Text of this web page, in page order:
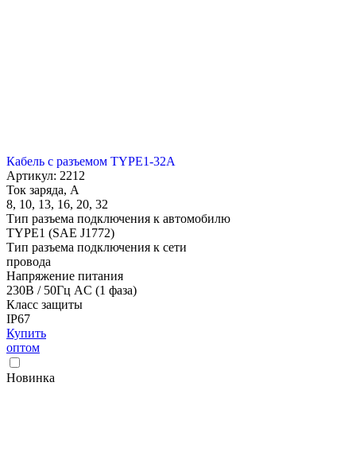
Кабель с разъемом TYPE1-32A
Артикул: 2212
Ток заряда, А
8, 10, 13, 16, 20, 32
Тип разъема подключения к автомобилю
TYPE1 (SAE J1772)
Тип разъема подключения к сети
провода
Напряжение питания
230В / 50Гц AC (1 фаза)
Класс защиты
IP67
Купить
оптом
Новинка